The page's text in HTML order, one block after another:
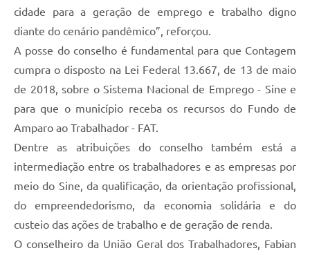
cidade para a geração de emprego e trabalho digno
diante do cenário pandêmico”, reforçou.
A posse do conselho é fundamental para que Contagem
cumpra o disposto na Lei Federal 13.667, de 13 de maio
de 2018, sobre o Sistema Nacional de Emprego - Sine e
para que o município receba os recursos do Fundo de
Amparo ao Trabalhador - FAT.
Dentre as atribuições do conselho também está a
intermediação entre os trabalhadores e as empresas por
meio do Sine, da qualificação, da orientação profissional,
do empreendedorismo, da economia solidária e do
custeio das ações de trabalho e de geração de renda.
O conselheiro da União Geral dos Trabalhadores, Fabian